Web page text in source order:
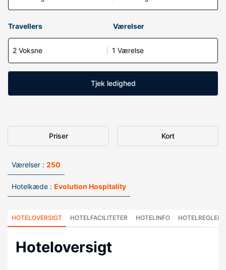
Travellers Værelser
2 Voksne 1 Værelse
Tjek ledighed
Priser Kort
Værelser : 250
Hotelkæde : Evolution Hospitality
HOTELOVERSIGT HOTELFACILITETER HOTELINFO HOTELREGLER
Hoteloversigt